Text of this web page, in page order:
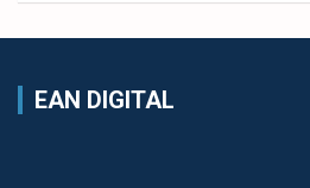
EAN DIGITAL